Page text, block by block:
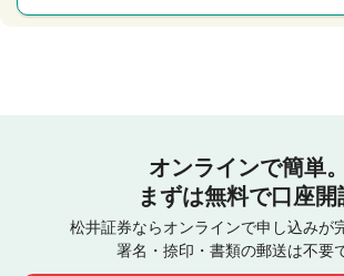
オンラインで簡単。
まずは無料で口座開
松井証券ならオンラインで申し込みが
署名・捺印・書類の郵送は不要